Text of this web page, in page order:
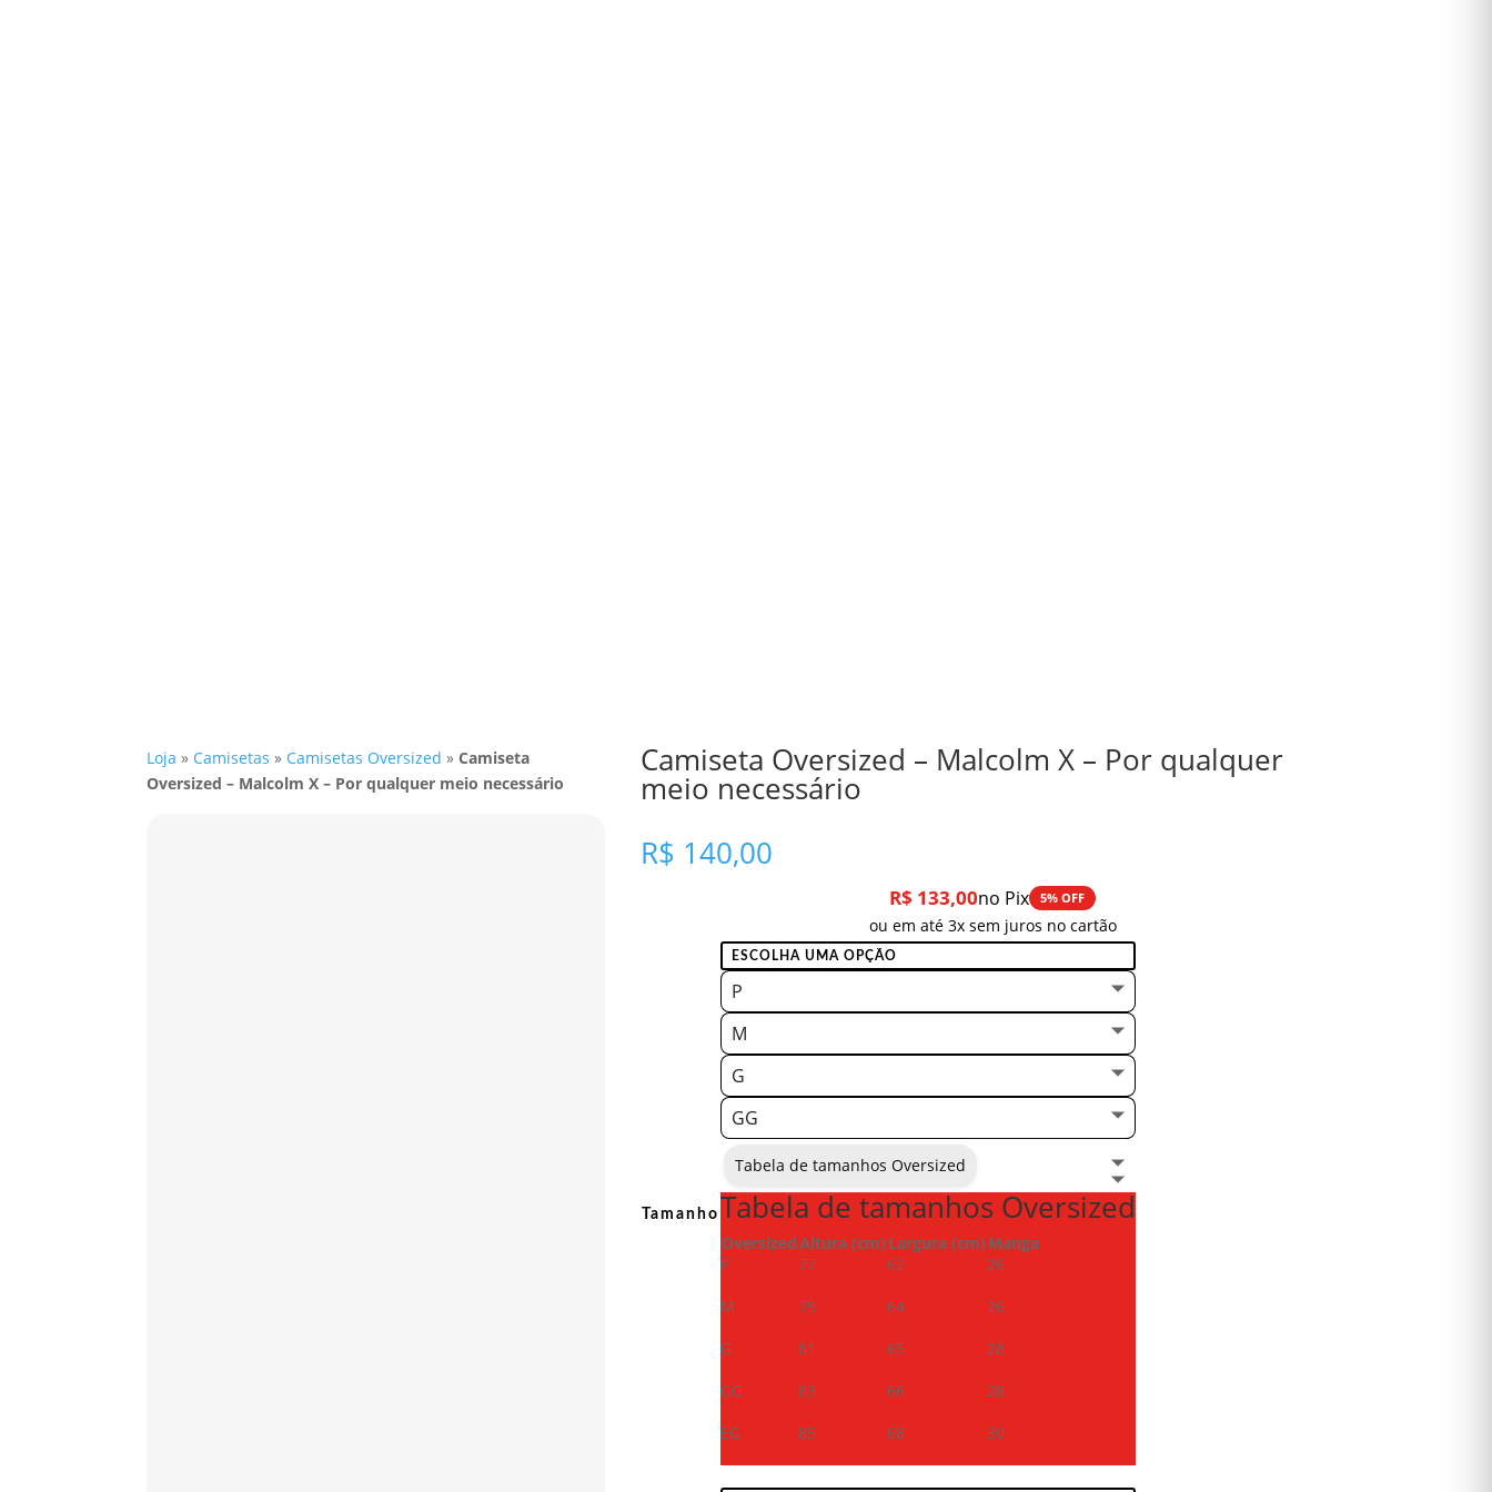
Loja » Camisetas » Camisetas Oversized » Camiseta
Oversized – Malcolm X – Por qualquer meio necessário
Camiseta Oversized – Malcolm X – Por qualquer
meio necessário
R$ 140,00
R$ 133,00no Pix 5% OFF
ou em até 3x sem juros no cartão
Tamanho
P
M
G
GG
Tabela de tamanhos Oversized
Tabela de tamanhos Oversized
OversizedAltura (cm) Largura (cm) Manga
P
77 62
26
M
79 64
26
G
81 65
28
GG
83 66
28
EG
85 68 30